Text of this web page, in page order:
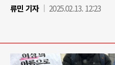
류민 기자
2025.02.13. 12:23